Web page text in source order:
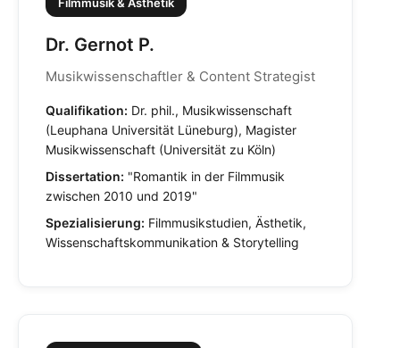
Dr. Gernot P.
Musikwissenschaftler & Content Strategist
Qualifikation: Dr. phil., Musikwissenschaft
(Leuphana Universität Lüneburg), Magister
Musikwissenschaft (Universität zu Köln)
Dissertation: "Romantik in der Filmmusik
zwischen 2010 und 2019"
Spezialisierung: Filmmusikstudien, Ästhetik,
Wissenschaftskommunikation & Storytelling